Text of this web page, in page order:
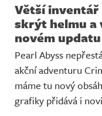
Větší
skrýt helmu a
novém
Pearl Abyss
akční adventuru
máme tu nový
grafiky přidává i